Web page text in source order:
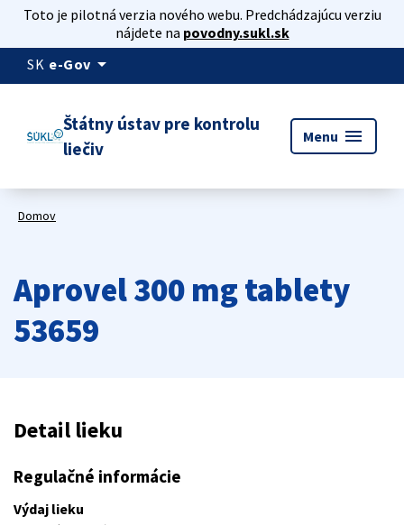
Toto je pilotná verzia nového webu. Predchádzajúcu verziu
nájdete na povodny.sukl.sk
SK e-Gov arrow_drop_down
Štátny ústav pre kontrolu
liečiv
Menu menu
Domov
Aprovel 300 mg tablety
53659
Detail lieku
Regulačné informácie
Výdaj lieku